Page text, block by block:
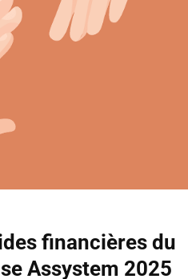
financières du
Assystem 2025